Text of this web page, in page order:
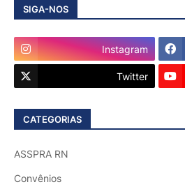
SIGA-NOS
Instagram
Twitter
CATEGORIAS
ASSPRA RN
Convênios